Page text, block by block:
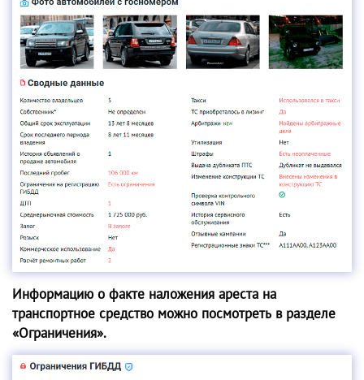
Информацию о факте наложения ареста на
транспортное средство можно посмотреть в разделе
«Ограничения».